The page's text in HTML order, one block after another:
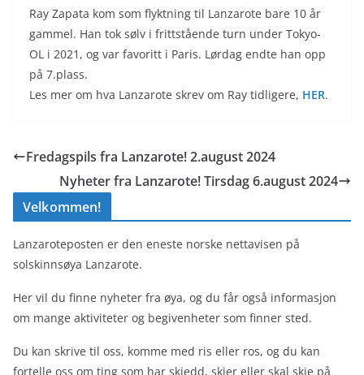
Ray Zapata kom som flyktning til Lanzarote bare 10 år
gammel. Han tok sølv i frittstående turn under Tokyo-
OL i 2021, og var favoritt i Paris. Lørdag endte han opp
på 7.plass.
Les mer om hva Lanzarote skrev om Ray tidligere, HER.
Fredagspils fra Lanzarote! 2.august 2024
Nyheter fra Lanzarote! Tirsdag 6.august 2024
Velkommen!
Lanzaroteposten er den eneste norske nettavisen på
solskinnsøya Lanzarote.
Her vil du finne nyheter fra øya, og du får også informasjon
om mange aktiviteter og begivenheter som finner sted.
Du kan skrive til oss, komme med ris eller ros, og du kan
fortelle oss om ting som har skjedd, skjer eller skal skje på